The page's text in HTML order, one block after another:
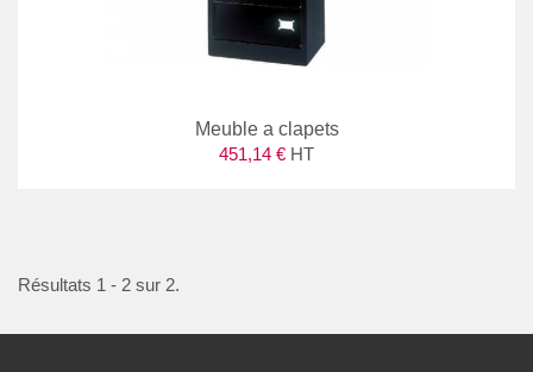
Meuble a clapets
451,14 € HT
Résultats 1 - 2 sur 2.